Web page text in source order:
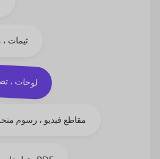
ثيمات
لوحات ،
مقاطع فيديو ، رسوم